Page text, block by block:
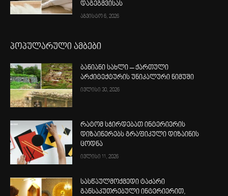
დაგეგმვისას
აგვისტო 6, 2026
პოპულარული ამბები
ბანიანი სახლი – ქართული
არქიტექტურის უნიკალური ნიმუში
ივლისი 30, 2026
რატომ სჭირდებათ ინტერიერის
დიზაინერებს გრაფიკული დიზაინის
ცოდნა
ივლისი 11, 2026
სასწაულმოქმედი ტაძარი
განსაკუთრებული ინტერიერით,